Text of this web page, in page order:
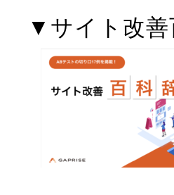
▼サイト改善